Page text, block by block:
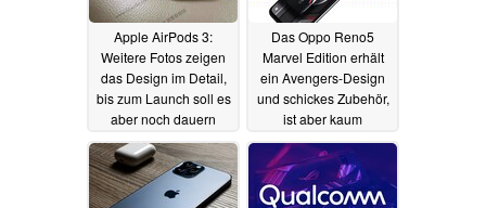
Apple AirPods 3:
Weitere Fotos zeigen
das Design im Detail,
bis zum Launch soll es
aber noch dauern
15.03.2021
Das Oppo Reno5
Marvel Edition erhält
ein Avengers-Design
und schickes Zubehör,
ist aber kaum
verfügbar12.03.2021